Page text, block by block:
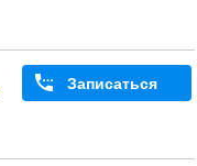
Записаться